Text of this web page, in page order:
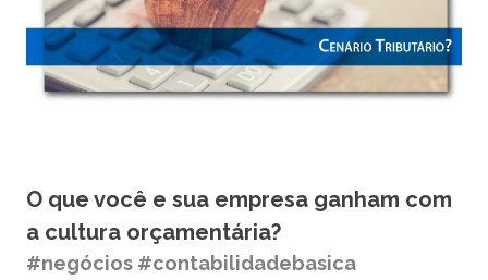
O que você e sua empresa ganham com
a cultura orçamentária?
#negócios #contabilidadebasica